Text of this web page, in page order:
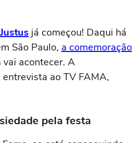
já começou! Daqui há
São Paulo, a comemoração
vai acontecer. A
entrevista ao TV FAMA,
pela festa